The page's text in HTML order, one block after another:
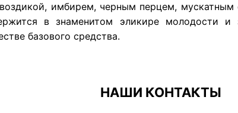
имбирем, черным перцем,
в знаменитом эликире молодости и
базового средства.
НАШИ КОНТАКТЫ